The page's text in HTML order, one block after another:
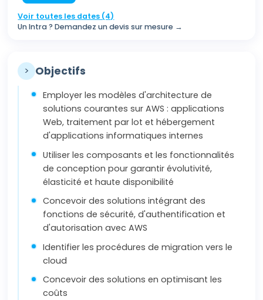
Voir toutes les dates (4)
Un Intra ? Demandez un devis sur mesure →
> Objectifs
Employer les modèles d'architecture de
solutions courantes sur AWS : applications
Web, traitement par lot et hébergement
d'applications informatiques internes
Utiliser les composants et les fonctionnalités
de conception pour garantir évolutivité,
élasticité et haute disponibilité
Concevoir des solutions intégrant des
fonctions de sécurité, d'authentification et
d'autorisation avec AWS
Identifier les procédures de migration vers le
cloud
Concevoir des solutions en optimisant les
coûts